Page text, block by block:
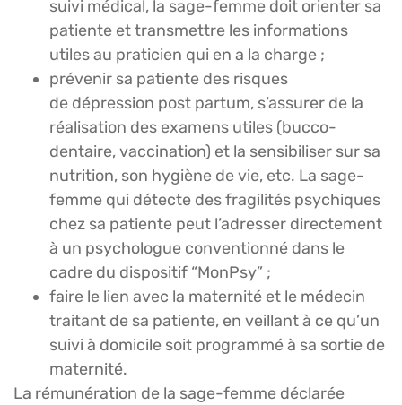
suivi médical, la sage-femme doit orienter sa
patiente et transmettre les informations
utiles au praticien qui en a la charge ;
prévenir sa patiente des risques
de dépression post partum, s’assurer de la
réalisation des examens utiles (bucco-
dentaire, vaccination) et la sensibiliser sur sa
nutrition, son hygiène de vie, etc. La sage-
femme qui détecte des fragilités psychiques
chez sa patiente peut l’adresser directement
à un psychologue conventionné dans le
cadre du dispositif “MonPsy” ;
faire le lien avec la maternité et le médecin
traitant de sa patiente, en veillant à ce qu’un
suivi à domicile soit programmé à sa sortie de
maternité.
La rémunération de la sage-femme déclarée